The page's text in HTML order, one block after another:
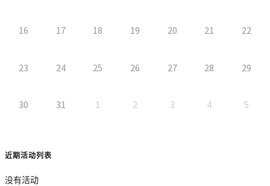
16 17 18 19 20 21 22
23 24 25 26 27 28 29
30 31 1 2 3 4 5
近期活动列表
没有活动